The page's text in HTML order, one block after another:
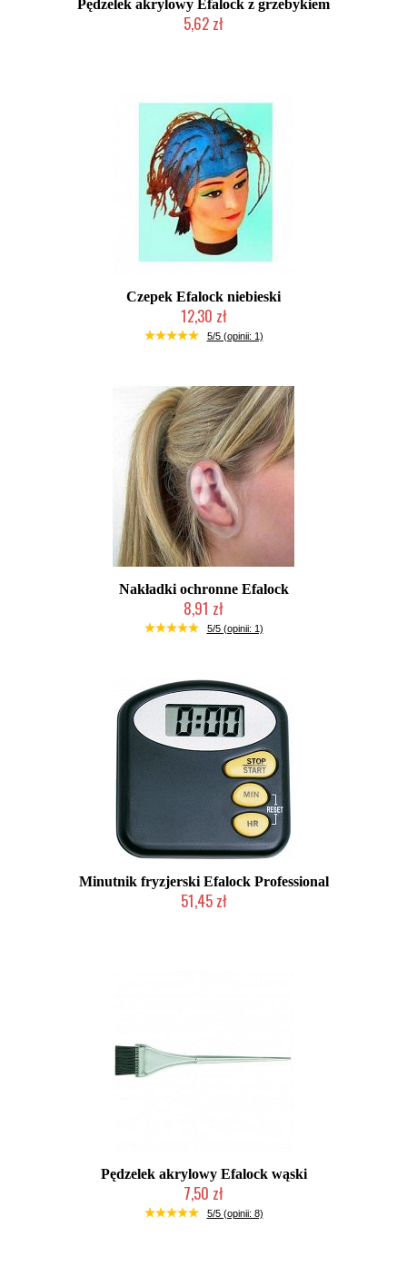
Pędzelek akrylowy Efalock z grzebykiem
5,62 zł
Czepek Efalock niebieski
12,30 zł
Produkt wycofany
5/5 (opinii: 1)
Nakładki ochronne Efalock
8,91 zł
Duża ilość (wysyłka w 24h)
5/5 (opinii: 1)
Minutnik fryzjerski Efalock Professional
51,45 zł
Pędzelek akrylowy Efalock wąski
7,50 zł
Duża ilość (wysyłka w 24h)
5/5 (opinii: 8)